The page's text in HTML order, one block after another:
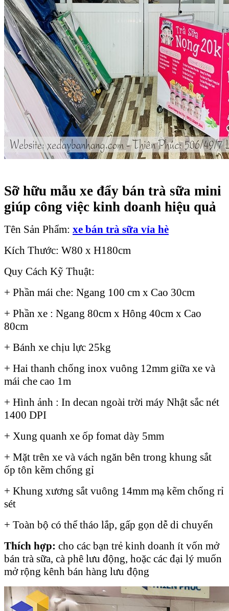
Sỡ hữu mẫu xe đẩy bán trà sữa mini
giúp công việc kinh doanh hiệu quả
Tên Sản Phẩm: xe bán trà sữa vỉa hè
Kích Thước: W80 x H180cm
Quy Cách Kỹ Thuật:
+ Phần mái che: Ngang 100 cm x Cao 30cm
+ Phần xe : Ngang 80cm x Hông 40cm x Cao
80cm
+ Bánh xe chịu lực 25kg
+ Hai thanh chống inox vuông 12mm giữa xe và
mái che cao 1m
+ Hình ảnh : In decan ngoài trời máy Nhật sắc nét
1400 DPI
+ Xung quanh xe ốp fomat dày 5mm
+ Mặt trên xe và vách ngăn bên trong khung sắt
ốp tôn kẽm chống gỉ
+ Khung xương sắt vuông 14mm mạ kẽm chống rỉ
sét
+ Toàn bộ có thể tháo lắp, gấp gọn dễ di chuyển
Thích hợp: cho các bạn trẻ kinh doanh ít vốn mở
bán trà sữa, cà phê lưu động, hoặc các đại lý muốn
mở rộng kênh bán hàng lưu động